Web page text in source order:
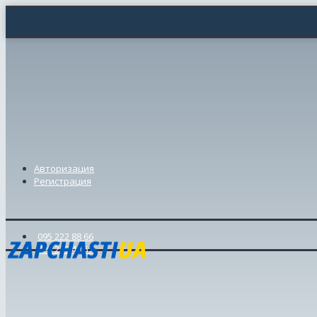
Авторизация
Регистрация
095 222 88 66
098 239 46 57